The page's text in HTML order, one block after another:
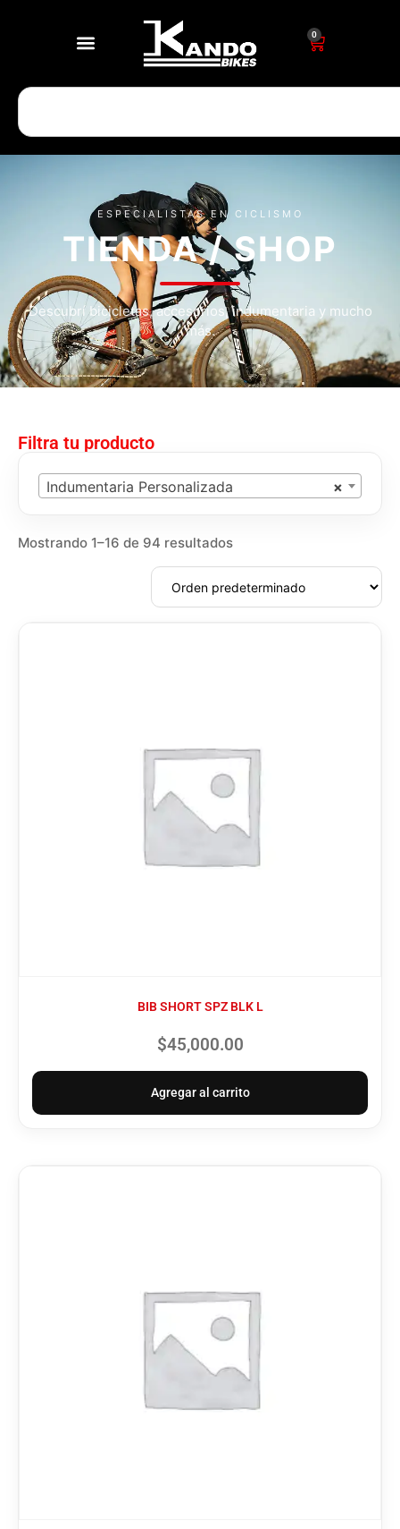
0
ESPECIALISTAS EN CICLISMO
TIENDA / SHOP
Descubrí bicicletas, accesorios, indumentaria y mucho
más.
Filtra tu producto
×
Indumentaria Personalizada
Mostrando 1–16 de 94 resultados
BIB SHORT SPZ BLK L
$45,000.00
Agregar al carrito